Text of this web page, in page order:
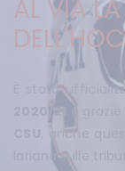
AL VIA
È stato
2020/21
e
, anche
lariana sulle